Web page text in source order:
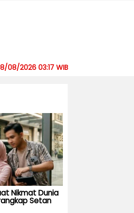
08/2026 03:17 WIB
Nikmat Dunia
Setan